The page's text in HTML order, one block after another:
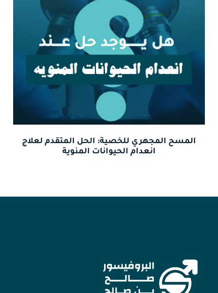
المسح المجهري للخصية: الحل المتقدم لعلاج
انعدام الحيوانات المنوية